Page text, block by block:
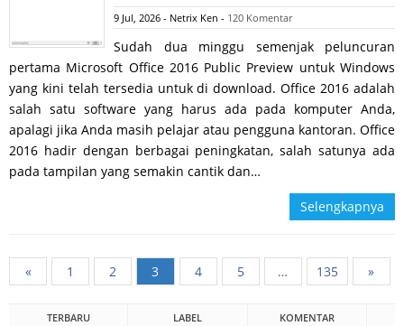
9 Jul, 2026 - Netrix Ken - 120 Komentar
Sudah dua minggu semenjak peluncuran
pertama Microsoft Office 2016 Public Preview untuk Windows
yang kini telah tersedia untuk di download. Office 2016 adalah
salah satu software yang harus ada pada komputer Anda,
apalagi jika Anda masih pelajar atau pengguna kantoran. Office
2016 hadir dengan berbagai peningkatan, salah satunya ada
pada tampilan yang semakin cantik dan…
Selengkapnya
« 1 2 3 4 5 … 135 »
TERBARU LABEL KOMENTAR